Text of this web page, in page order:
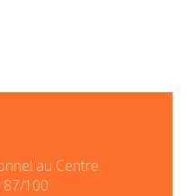
au Centre
100